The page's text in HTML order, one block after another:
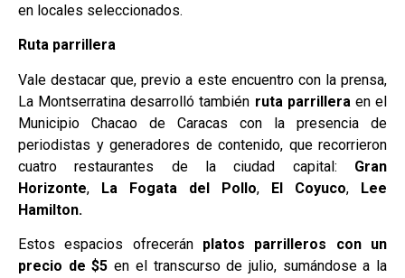
en locales seleccionados.
Ruta parrillera
Vale destacar que, previo a este encuentro con la prensa,
La Montserratina desarrolló también ruta parrillera en el
Municipio Chacao de Caracas con la presencia de
periodistas y generadores de contenido, que recorrieron
cuatro restaurantes de la ciudad capital: Gran
Horizonte, La Fogata del Pollo, El Coyuco, Lee
Hamilton.
Estos espacios ofrecerán platos parrilleros con un
precio de $5 en el transcurso de julio, sumándose a la